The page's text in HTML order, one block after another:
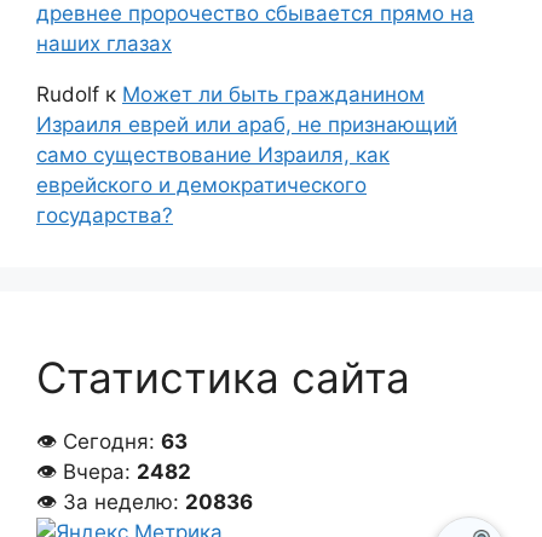
древнее пророчество сбывается прямо на
наших глазах
Rudolf к Может ли быть гражданином
Израиля еврей или араб, не признающий
само существование Израиля, как
еврейского и демократического
государства?
Статистика сайта
👁 Сегодня: 63
👁 Вчера: 2482
👁 За неделю: 20836